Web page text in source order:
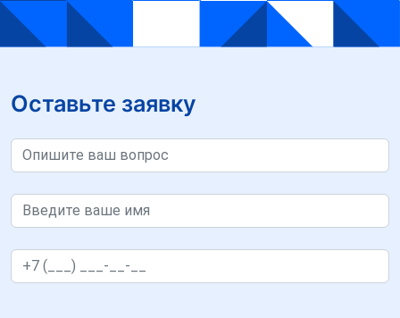
Оставьте заявку